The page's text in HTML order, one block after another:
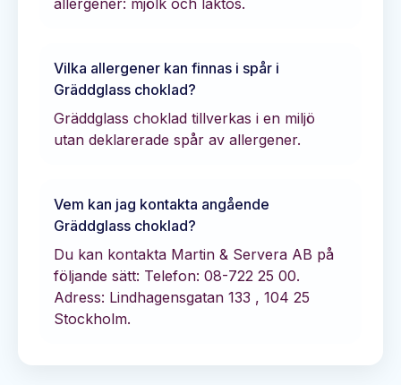
Vilka allergener kan finnas i spår i
Gräddglass choklad?
Gräddglass choklad tillverkas i en miljö
utan deklarerade spår av allergener.
Vem kan jag kontakta angående
Gräddglass choklad?
Du kan kontakta Martin & Servera AB på
följande sätt: Telefon: 08-722 25 00.
Adress: Lindhagensgatan 133 , 104 25
Stockholm.